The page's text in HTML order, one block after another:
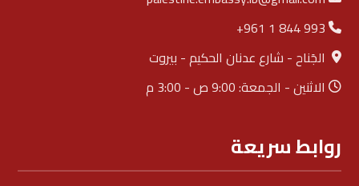
+961 1 844 993
الجَناح - شارع عدنان الحكيم - بيروت
الاثنين - الجمعة: 9:00 ص - 3:00 م
روابط سريعة